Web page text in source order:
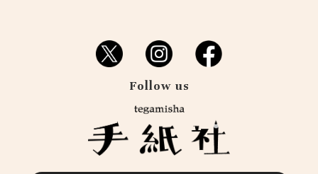
Follow us